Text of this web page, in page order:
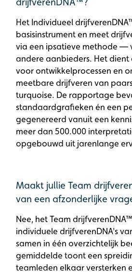
Het Individueel
basisinstrument en meet
via een ipsatieve methode —
andere aanbieders. Het dient
voor ontwikkelprocessen en
meetbare drijfveren van
turquoise. De rapportage
standaardgrafieken én een
gegenereerd vanuit een
meer dan 500.000
opgebouwd uit jarenlange
Maakt jullie Team
van een afzonderlijke
Nee, het Team
individuele drijfverenDNA's
samen in één overzichtelijk
gemiddelde toont een
teamleden elkaar versterken